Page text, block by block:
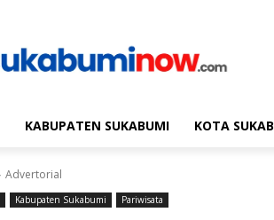
KABUPATEN SUKABUMI KOTA
Advertorial
Kabupaten Sukabumi Pariwisata